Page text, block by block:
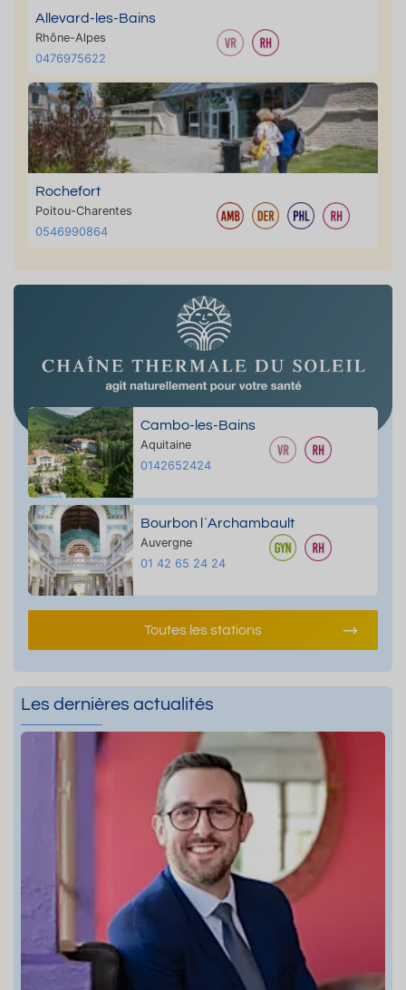
Allevard-les-Bains
Rhône-Alpes
0476975622
Rochefort
Poitou-Charentes
0546990864
Cambo-les-Bains
Aquitaine
0142652424
Bourbon l`Archambault
Auvergne
01 42 65 24 24
Toutes les stations
Les dernières actualités